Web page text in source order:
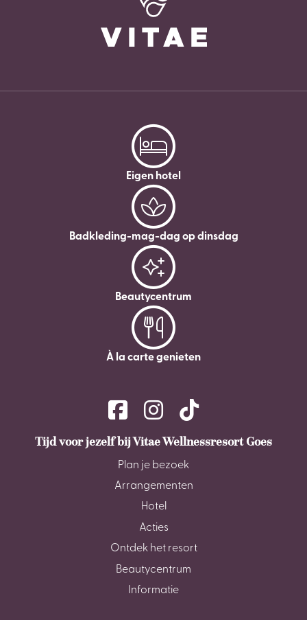
Eigen hotel
Badkleding-mag-dag op dinsdag
Beautycentrum
À la carte genieten
Tijd voor jezelf bij Vitae Wellnessresort Goes
Plan je bezoek
Arrangementen
Hotel
Acties
Ontdek het resort
Beautycentrum
Informatie